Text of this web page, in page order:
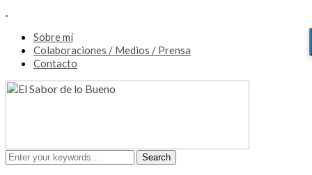
.
Sobre mí
Colaboraciones / Medios / Prensa
Contacto